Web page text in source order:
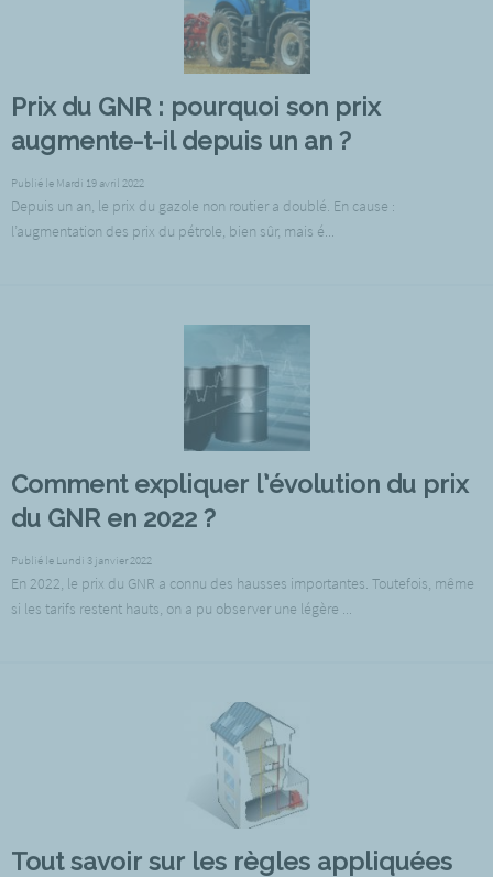
Prix du GNR : pourquoi son prix
augmente-t-il depuis un an ?
Publié le Mardi 19 avril 2022
Depuis un an, le prix du gazole non routier a doublé. En cause :
l’augmentation des prix du pétrole, bien sûr, mais é...
Comment expliquer l’évolution du prix
du GNR en 2022 ?
Publié le Lundi 3 janvier 2022
En 2022, le prix du GNR a connu des hausses importantes. Toutefois, même
si les tarifs restent hauts, on a pu observer une légère ...
Tout savoir sur les règles appliquées